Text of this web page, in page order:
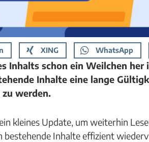
XING WhatsApp
Inhalts schon ein Weilchen
Inhalte eine lange
werden.
kleines Update, um weiterhin
Inhalte effizient